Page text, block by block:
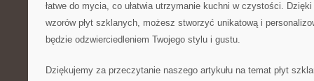
łatwe do mycia, co ułatwia utrzymanie kuchni w czystości.
wzorów płyt ​szklanych, możesz⁢ stworzyć unikatową i
będzie odzwierciedleniem Twojego stylu i gustu.
Dziękujemy za ​przeczytanie naszego artykułu ​na temat ⁢płyt